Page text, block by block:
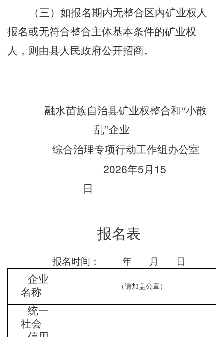
（三） 如报名期内无整合区内矿业权人
报名或无符合整合主体基本条件的矿业权
人，则由县人民政府公开招商。
融水苗族自治县矿业权整合和“小散
乱”企业
综合治理专项行动工作组办公室
2026年5月 15
日
报名表
报名时间： 年 月 日
企业
名称
（请加盖公章）
统一
社会